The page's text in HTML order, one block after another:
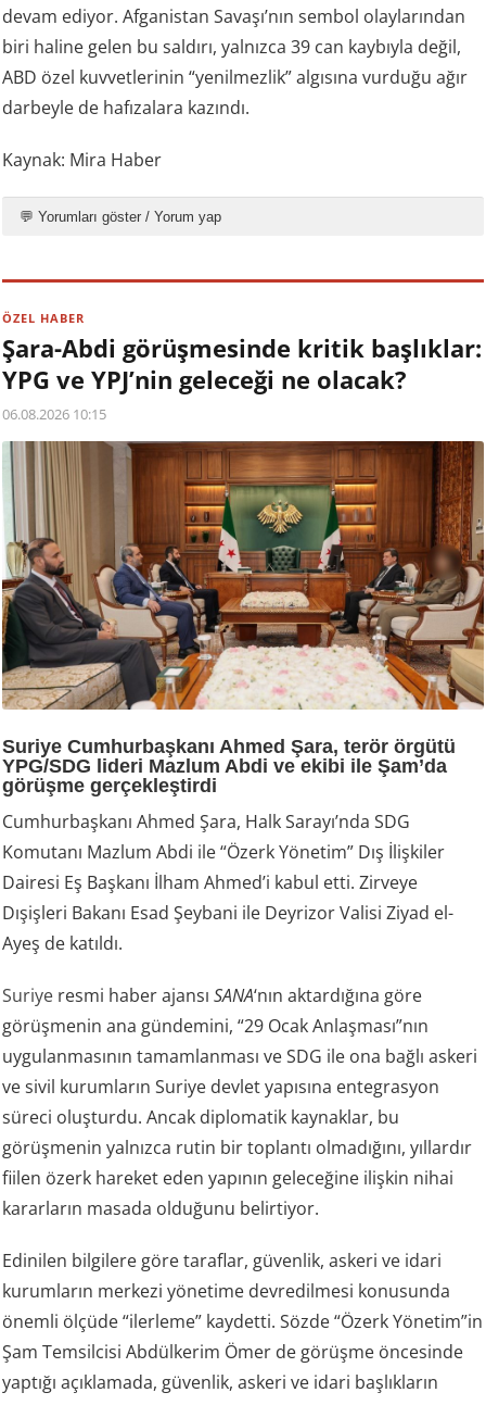
devam ediyor. Afganistan Savaşı’nın sembol olaylarından
biri haline gelen bu saldırı, yalnızca 39 can kaybıyla değil,
ABD özel kuvvetlerinin “yenilmezlik” algısına vurduğu ağır
darbeyle de hafızalara kazındı.
Kaynak: Mira Haber
💬 Yorumları göster / Yorum yap
ÖZEL HABER
Şara-Abdi görüşmesinde kritik başlıklar:
YPG ve YPJ’nin geleceği ne olacak?
06.08.2026 10:15
Suriye Cumhurbaşkanı Ahmed Şara, terör örgütü
YPG/SDG lideri Mazlum Abdi ve ekibi ile Şam’da
görüşme gerçekleştirdi
Cumhurbaşkanı Ahmed Şara, Halk Sarayı’nda SDG
Komutanı Mazlum Abdi ile “Özerk Yönetim” Dış İlişkiler
Dairesi Eş Başkanı İlham Ahmed’i kabul etti. Zirveye
Dışişleri Bakanı Esad Şeybani ile Deyrizor Valisi Ziyad el-
Ayeş de katıldı.
Suriye resmi haber ajansıSANA‘nın aktardığına göre
görüşmenin ana gündemini, “29 Ocak Anlaşması”nın
uygulanmasının tamamlanması ve SDG ile ona bağlı askeri
ve sivil kurumların Suriye devlet yapısına entegrasyon
süreci oluşturdu. Ancak diplomatik kaynaklar, bu
görüşmenin yalnızca rutin bir toplantı olmadığını, yıllardır
fiilen özerk hareket eden yapının geleceğine ilişkin nihai
kararların masada olduğunu belirtiyor.
Edinilen bilgilere göre taraflar, güvenlik, askeri ve idari
kurumların merkezi yönetime devredilmesi konusunda
önemli ölçüde “ilerleme” kaydetti. Sözde “Özerk Yönetim”in
Şam Temsilcisi Abdülkerim Ömer de görüşme öncesinde
yaptığı açıklamada, güvenlik, askeri ve idari başlıkların